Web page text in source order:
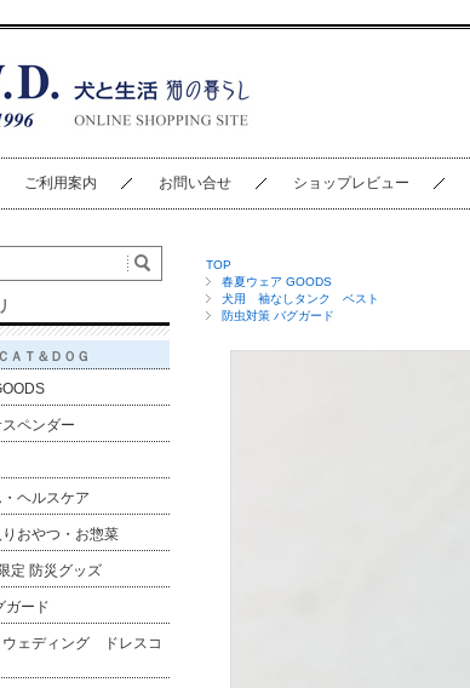
ご利用案内 お問い合せ ショップレビュー
TOP
春夏ウェア GOODS
犬用 袖なしタンク ベスト
防虫対策 バグガード
ＣＡＴ＆ＤＯＧ
ペンダー
ヘルスケア
おやつ・お惣菜
定 防災グッズ
ガード
ェディング ドレスコ